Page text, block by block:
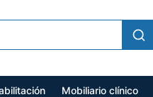
Mobiliario clínico